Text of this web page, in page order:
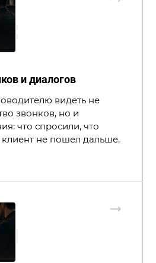
и диалогов
видеть не
звонков, но и
что спросили, что
не пошел дальше.